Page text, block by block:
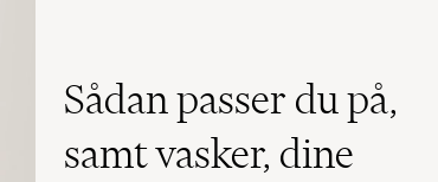
Sådan passer du på,
samt vasker, dine